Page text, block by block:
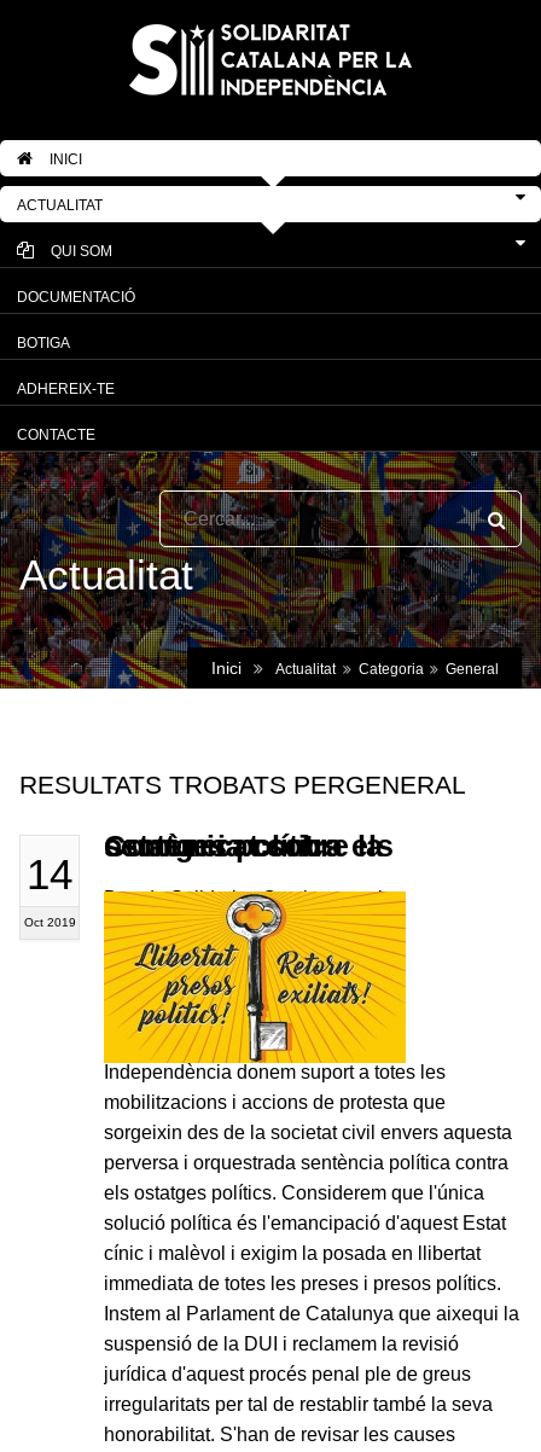
INICI
ACTUALITAT
QUI SOM
DOCUMENTACIÓ
BOTIGA
ADHEREIX-TE
CONTACTE
Inici Actualitat Categoria General
Actualitat
RESULTATS TROBATS PERGENERAL
14
Oct 2019
Comunicat sobre la sentència contra els ostatges polítics
Des de Solidaritat Catalana per la
Independència donem suport a totes les
mobilitzacions i accions de protesta que
sorgeixin des de la societat civil envers aquesta
perversa i orquestrada sentència política contra
els ostatges polítics. Considerem que l'única
solució política és l'emancipació d'aquest Estat
cínic i malèvol i exigim la posada en llibertat
immediata de totes les preses i presos polítics.
Instem al Parlament de Catalunya que aixequi la
suspensió de la DUI i reclamem la revisió
jurídica d'aquest procés penal ple de greus
irregularitats per tal de restablir també la seva
honorabilitat. S'han de revisar les causes